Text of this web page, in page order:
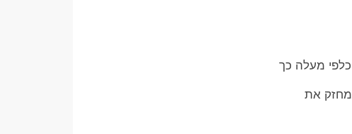
כלפי מעלה כך
מחזק את